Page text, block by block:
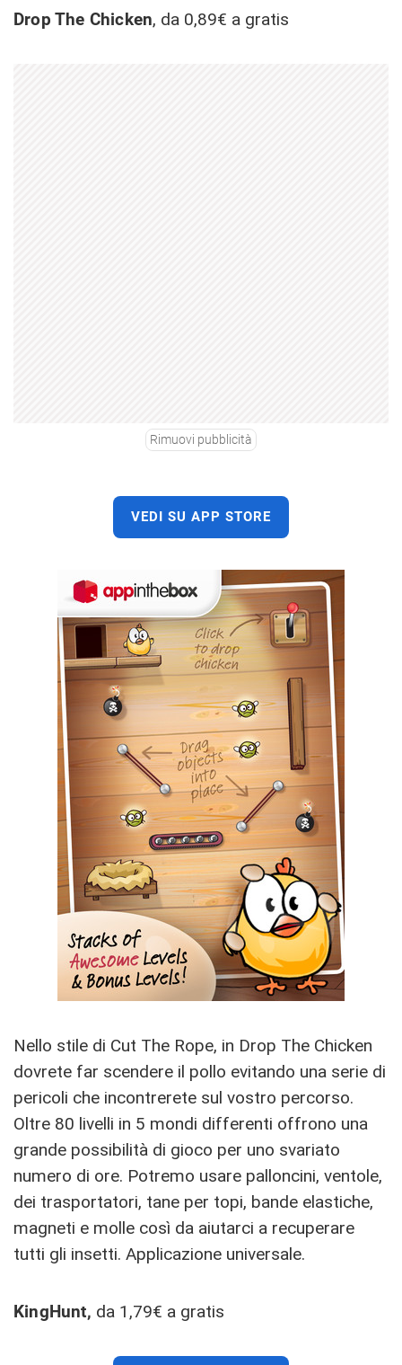
Drop The Chicken, da 0,89€ a gratis
Rimuovi pubblicità
VEDI SU APP STORE
Nello stile di Cut The Rope, in Drop The Chicken
dovrete far scendere il pollo evitando una serie di
pericoli che incontrerete sul vostro percorso.
Oltre 80 livelli in 5 mondi differenti offrono una
grande possibilità di gioco per uno svariato
numero di ore. Potremo usare palloncini, ventole,
dei trasportatori, tane per topi, bande elastiche,
magneti e molle così da aiutarci a recuperare
tutti gli insetti. Applicazione universale.
KingHunt, da 1,79€ a gratis